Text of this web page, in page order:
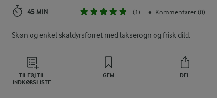
45 MIN (1) • Kommentarer (0)
Skøn og enkel skaldyrsforret med lakserogn og frisk dild.
TILFØJ TIL
INDKØBSLISTE
GEM DEL